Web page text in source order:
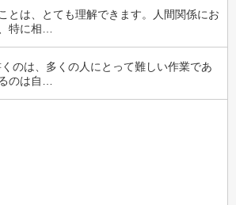
とは、とても理解できます。人間関係にお
特に相…
のは、多くの人にとって難しい作業であ
のは自…